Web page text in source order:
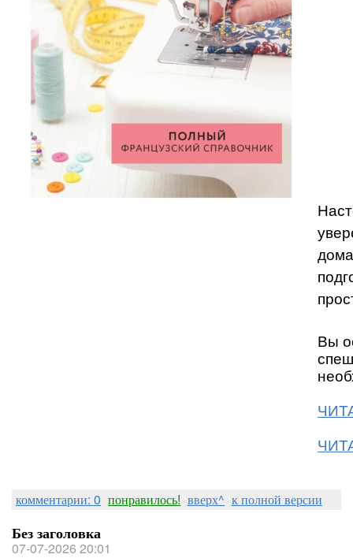
Вы
комментарии: 0 понравилось! вверх^ к полной версии
Без заголовка
07-07-2026 20:01